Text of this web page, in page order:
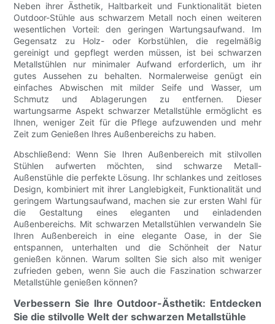
Neben ihrer Ästhetik, Haltbarkeit und Funktionalität bieten
Outdoor-Stühle aus schwarzem Metall noch einen weiteren
wesentlichen Vorteil: den geringen Wartungsaufwand. Im
Gegensatz zu Holz- oder Korbstühlen, die regelmäßig
gereinigt und gepflegt werden müssen, ist bei schwarzen
Metallstühlen nur minimaler Aufwand erforderlich, um ihr
gutes Aussehen zu behalten. Normalerweise genügt ein
einfaches Abwischen mit milder Seife und Wasser, um
Schmutz und Ablagerungen zu entfernen. Dieser
wartungsarme Aspekt schwarzer Metallstühle ermöglicht es
Ihnen, weniger Zeit für die Pflege aufzuwenden und mehr
Zeit zum Genießen Ihres Außenbereichs zu haben.
Abschließend: Wenn Sie Ihren Außenbereich mit stilvollen
Stühlen aufwerten möchten, sind schwarze Metall-
Außenstühle die perfekte Lösung. Ihr schlankes und zeitloses
Design, kombiniert mit ihrer Langlebigkeit, Funktionalität und
geringem Wartungsaufwand, machen sie zur ersten Wahl für
die Gestaltung eines eleganten und einladenden
Außenbereichs. Mit schwarzen Metallstühlen verwandeln Sie
Ihren Außenbereich in eine elegante Oase, in der Sie
entspannen, unterhalten und die Schönheit der Natur
genießen können. Warum sollten Sie sich also mit weniger
zufrieden geben, wenn Sie auch die Faszination schwarzer
Metallstühle genießen können?
Verbessern Sie Ihre Outdoor-Ästhetik: Entdecken
Sie die stilvolle Welt der schwarzen Metallstühle